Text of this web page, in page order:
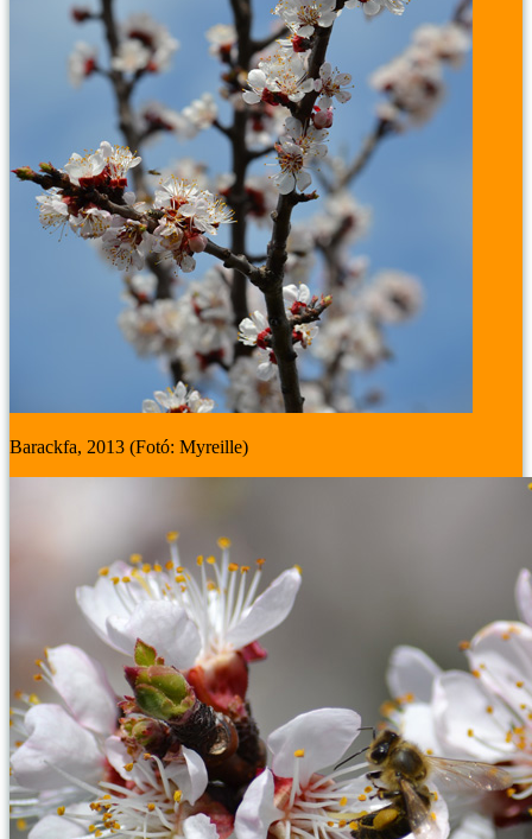
Barackfa, 2013 (Fotó: Myreille)